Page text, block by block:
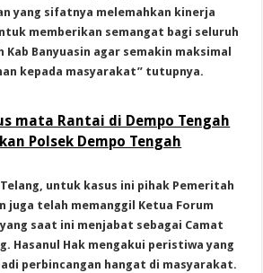
yang sifatnya melemahkan kinerja
memberikan semangat bagi seluruh
Kab Banyuasin agar semakin maksimal
kepada masyarakat” tutupnya.
mata Rantai di Dempo Tengah
Polsek Dempo Tengah
untuk kasus ini pihak Pemeritah
juga telah memanggil Ketua Forum
saat ini menjabat sebagai Camat
Hasanul Hak mengakui peristiwa yang
perbincangan hangat di masyarakat.